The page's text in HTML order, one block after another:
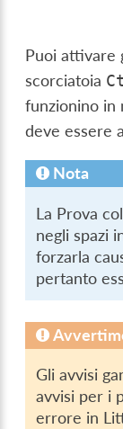
Puoi attivare
scorciatoia
funzionino in
deve essere
Nota
La Prova
negli spazi
forzarla
pertanto
Gli avvisi
avvisi per i
errore in